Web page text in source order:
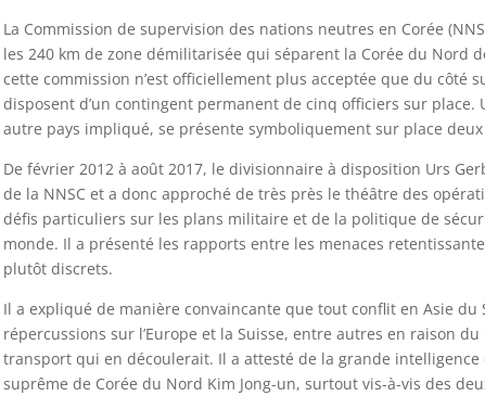
La Commission de supervision des nations neutres en Corée
les 240 km de zone démilitarisée qui séparent la Corée du Nord
cette commission n’est officiellement plus acceptée que du côté
disposent d’un contingent permanent de cinq officiers sur place.
autre pays impliqué, se présente symboliquement sur place
De février 2012 à août 2017, le divisionnaire à disposition Urs
de la NNSC et a donc approché de très près le théâtre des
défis particuliers sur les plans militaire et de la politique de
monde. Il a présenté les rapports entre les menaces
plutôt discrets.
Il a expliqué de manière convaincante que tout conflit en Asie du
répercussions sur l’Europe et la Suisse, entre autres en raison
transport qui en découlerait. Il a attesté de la grande
suprême de Corée du Nord Kim Jong-un, surtout vis-à-vis des